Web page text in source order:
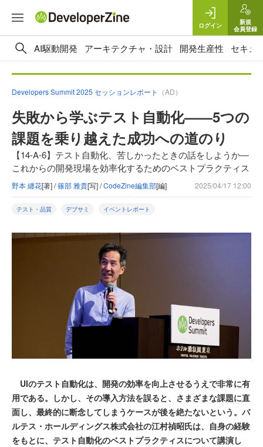
ログイン
新規
会員登録
AI駆動開発 アーキテクチャ・設計 開発生産性 セキュ
Developers Summit 2025 セッションレポート （AD）
失敗から学ぶテスト自動化——5つの
課題を乗り越えた成功への道のり
【14-A-6】テスト自動化、苦しかったときの話をしようか―
これからの開発現場を効率化するためのベストプラクティス
野本 纏花[著] /篠部 雅貴[写] /CodeZine編集部[編] 2025/04/17 12:00
テスト・品質 デブサミ イベントレポート
UIのテスト自動化は、開発の効率を向上させるうえで非常に有
用である。しかし、その導入方法を誤ると、さまざまな課題に直
面し、最終的に断念してしまうケースが後を絶たないという。バ
ルテス・ホールディングス株式会社の江村禎昭氏は、自身の経験
をもとに、テスト自動化のベストプラクティスについて講演し